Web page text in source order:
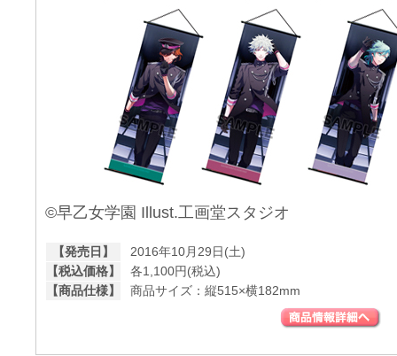
©早乙女学園 Illust.工画堂スタジオ
【発売日】
2016年10月29日(土)
【税込価格】
各1,100円(税込)
【商品仕様】
商品サイズ：縦515×横182mm